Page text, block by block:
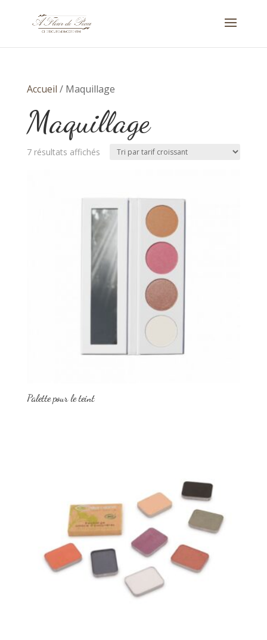
Accueil / Maquillage
Maquillage
7 résultats affichésTrié
croissant
Palette pour le teint